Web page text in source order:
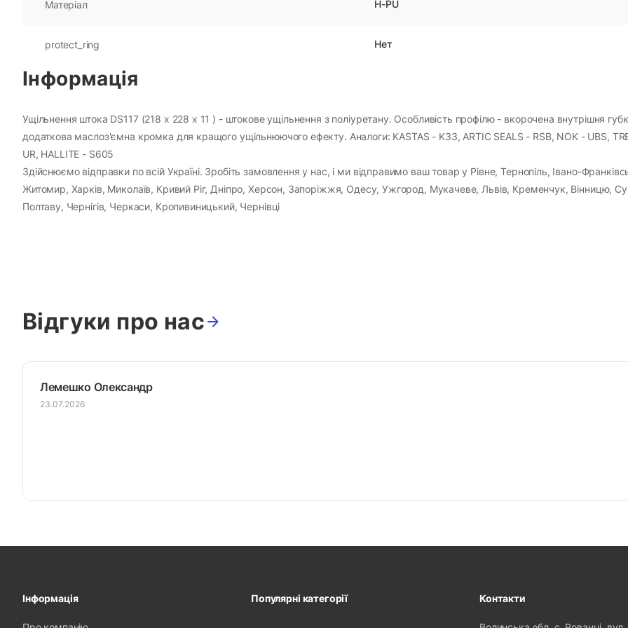
Матеріал H-PU
protect_ring Нет
Інформація
Ущільнення штока DS117 (218 х 228 х 11 ) - штокове ущільнення з поліуретану. Особливість профілю - вкорочена внутрішня
додаткова маслоз'ємна кромка для кращого ущільнюючого ефекту. Аналоги: KASTAS - K33, ARTIC SEALS - RSB, NOK - UBS,
UR, HALLITE - S605
Здійснюємо відправки по всій Україні. Зробіть замовлення у нас, і ми відправимо ваш товар у Рівне, Тернопіль, Івано-
Житомир, Харків, Миколаїв, Кривий Ріг, Дніпро, Херсон, Запоріжжя, Одесу, Ужгород, Мукачеве, Львів, Кременчук, Вінницю,
Полтаву, Чернігів, Черкаси, Кропивиницький, Чернівці
Відгуки про нас
Лемешко Олександр
23.07.2026
Інформація Популярні категорії Контакти